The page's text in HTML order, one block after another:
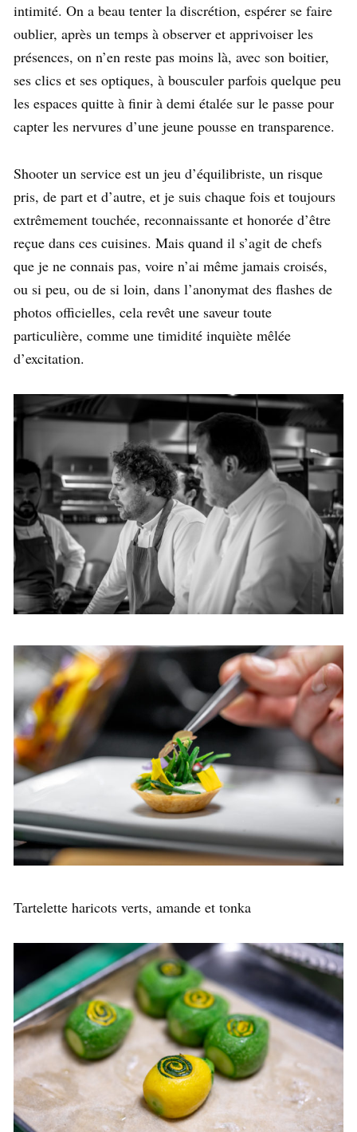
intimité. On a beau tenter la discrétion, espérer se faire
oublier, après un temps à observer et apprivoiser les
présences, on n’en reste pas moins là, avec son boitier,
ses clics et ses optiques, à bousculer parfois quelque peu
les espaces quitte à finir à demi étalée sur le passe pour
capter les nervures d’une jeune pousse en transparence.
Shooter un service est un jeu d’équilibriste, un risque
pris, de part et d’autre, et je suis chaque fois et toujours
extrêmement touchée, reconnaissante et honorée d’être
reçue dans ces cuisines. Mais quand il s’agit de chefs
que je ne connais pas, voire n’ai même jamais croisés,
ou si peu, ou de si loin, dans l’anonymat des flashes de
photos officielles, cela revêt une saveur toute
particulière, comme une timidité inquiète mêlée
d’excitation.
Tartelette haricots verts, amande et tonka